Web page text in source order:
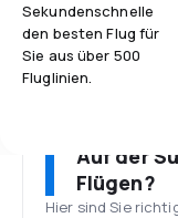
Sekundenschnelle
den besten Flug für
Sie aus über 500
Fluglinien.
Auf der
Flügen?
Hier sind Sie